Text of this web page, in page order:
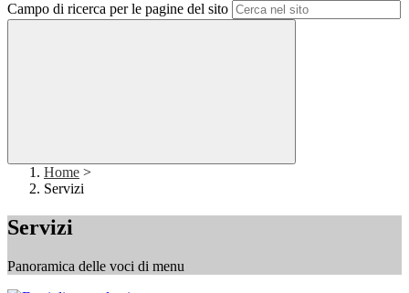
Campo di ricerca per le pagine del sito
Home >
Servizi
Servizi
Panoramica delle voci di menu